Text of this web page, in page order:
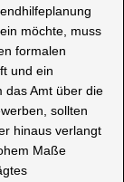
möchte, muss
formalen
und ein
das Amt über die
sollten
hinaus verlangt
Maße